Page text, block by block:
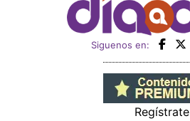
Siguenos en:
Regístrate